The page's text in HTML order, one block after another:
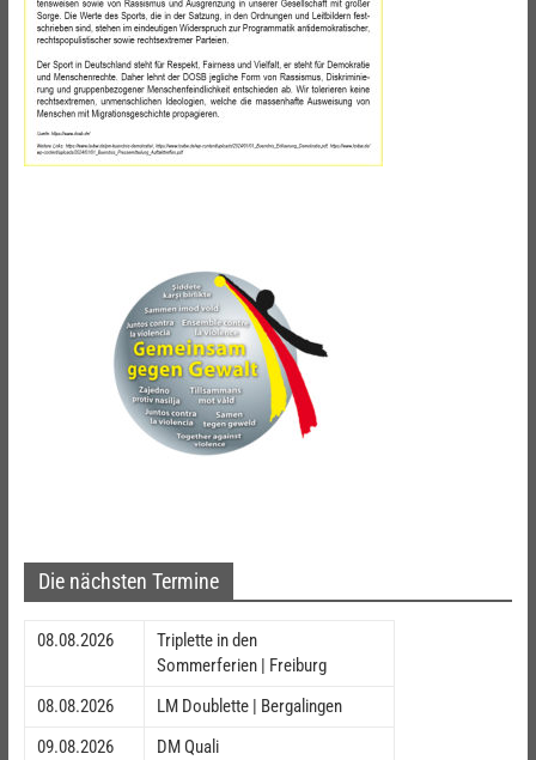
Die nächsten Termine
08.08.2026
Triplette in den
Sommerferien | Freiburg
08.08.2026
LM Doublette | Bergalingen
09.08.2026
DM Quali